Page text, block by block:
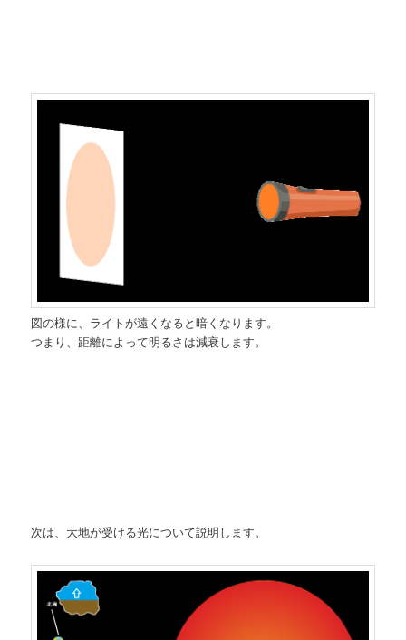
図の様に、ライトが遠くなると暗くなります。
つまり、距離によって明るさは減衰します。
次は、大地が受ける光について説明します。